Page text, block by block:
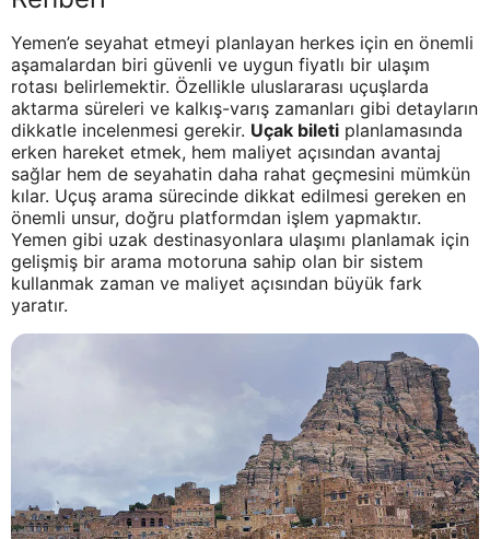
Yemen’e seyahat etmeyi planlayan herkes için en önemli
aşamalardan biri güvenli ve uygun fiyatlı bir ulaşım
rotası belirlemektir. Özellikle uluslararası uçuşlarda
aktarma süreleri ve kalkış-varış zamanları gibi detayların
dikkatle incelenmesi gerekir. Uçak bileti planlamasında
erken hareket etmek, hem maliyet açısından avantaj
sağlar hem de seyahatin daha rahat geçmesini mümkün
kılar. Uçuş arama sürecinde dikkat edilmesi gereken en
önemli unsur, doğru platformdan işlem yapmaktır.
Yemen gibi uzak destinasyonlara ulaşımı planlamak için
gelişmiş bir arama motoruna sahip olan bir sistem
kullanmak zaman ve maliyet açısından büyük fark
yaratır.